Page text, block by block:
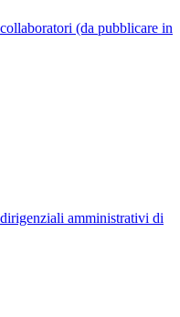
(da pubblicare in
amministrativi di